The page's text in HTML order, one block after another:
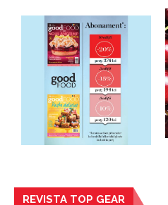
REVISTA TOP GEAR